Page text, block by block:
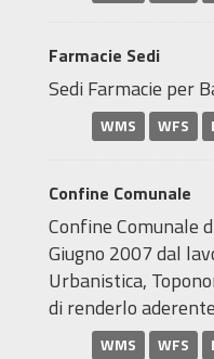
Farmacie Sedi
Sedi Farmacie per
WMS WFS
Confine Comunale
Confine Comunale
Giugno 2007 dal
Urbanistica,
di renderlo
WMS WFS